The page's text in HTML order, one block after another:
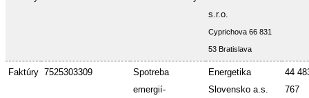
s.r.o.
Cyprichova 66 831
53 Bratislava
Faktúry 7525303309
Spotreba
emergií-
Energetika
Slovensko a.s.
44
767